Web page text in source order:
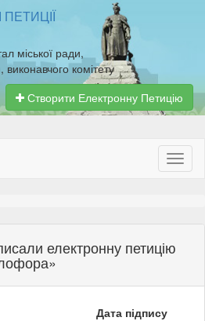
міської ради,
виконавчого комітету
Створити Електронну Петицію
електронну петицію
Дата підпису